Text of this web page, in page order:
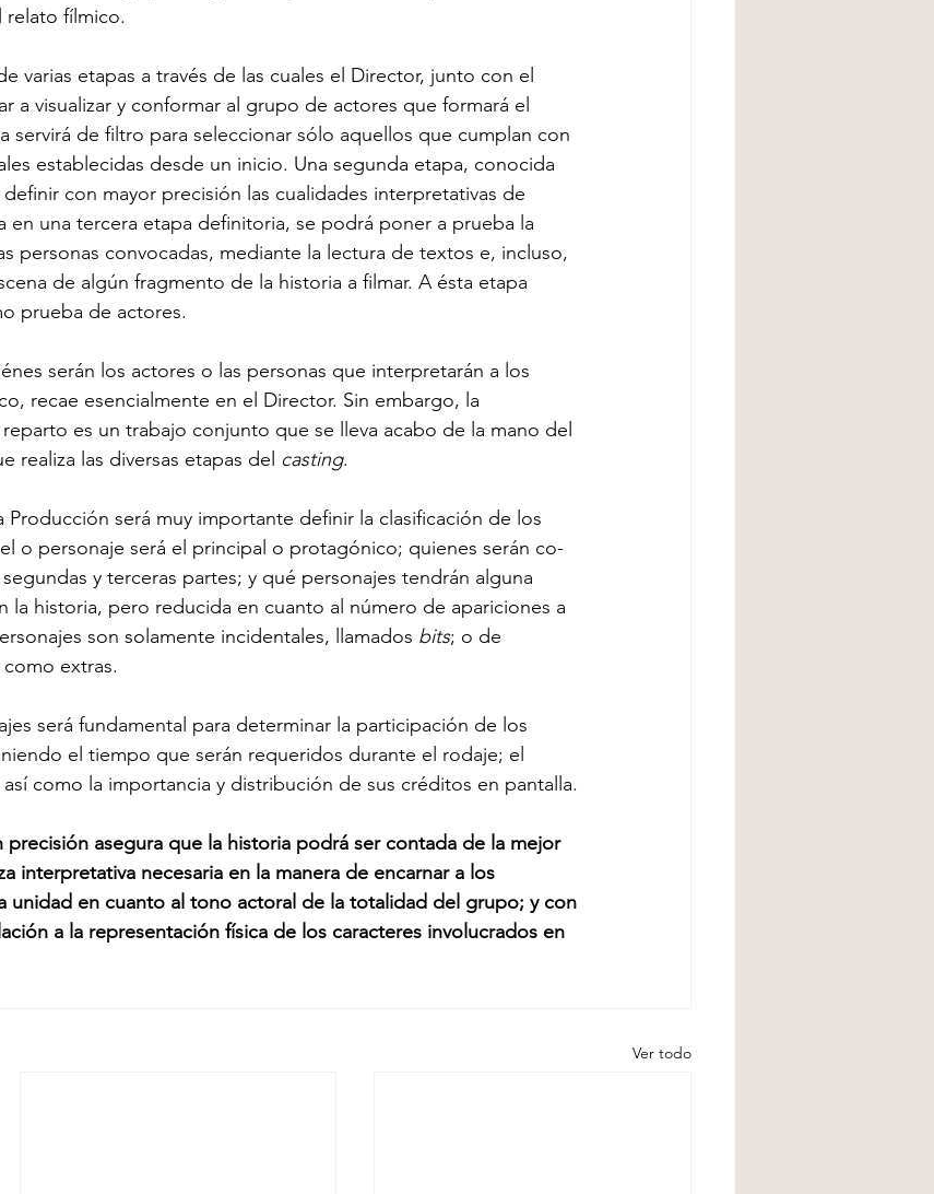
relato fílmico.
varias etapas a través de las cuales el Director, junto con el
a visualizar y conformar al grupo de actores que formará el
servirá de filtro para seleccionar sólo aquellos que cumplan con
establecidas desde un inicio. Una segunda etapa, conocida
definir con mayor precisión las cualidades interpretativas de
en una tercera etapa definitoria, se podrá poner a prueba la
personas convocadas, mediante la lectura de textos e, incluso,
de algún fragmento de la historia a filmar. A ésta etapa
prueba de actores.
serán los actores o las personas que interpretarán a los
recae esencialmente en el Director. Sin embargo, la
es un trabajo conjunto que se lleva acabo de la mano del
realiza las diversas etapas del casting.
Producción será muy importante definir la clasificación de los
o personaje será el principal o protagónico; quienes serán co-
y terceras partes; y qué personajes tendrán alguna
la historia, pero reducida en cuanto al número de apariciones a
son solamente incidentales, llamados bits; o de
extras.
será fundamental para determinar la participación de los
el tiempo que serán requeridos durante el rodaje; el
como la importancia y distribución de sus créditos en pantalla.
asegura que la historia podrá ser contada de la mejor
interpretativa necesaria en la manera de encarnar a los
unidad en cuanto al tono actoral de la totalidad del grupo; y con
a la representación física de los caracteres involucrados en
Ver todo